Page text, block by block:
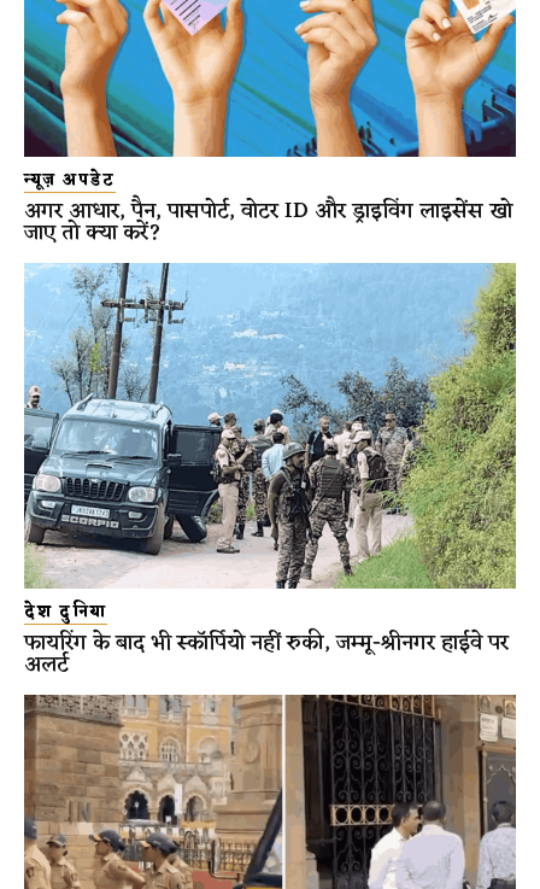
न्यूज़ अपडेट
अगर आधार, पैन, पासपोर्ट, वोटर ID और ड्राइविंग लाइसेंस खो
जाए तो क्या करें?
देश दुनिया
फायरिंग के बाद भी स्कॉर्पियो नहीं रुकी, जम्मू-श्रीनगर हाईवे पर
अलर्ट